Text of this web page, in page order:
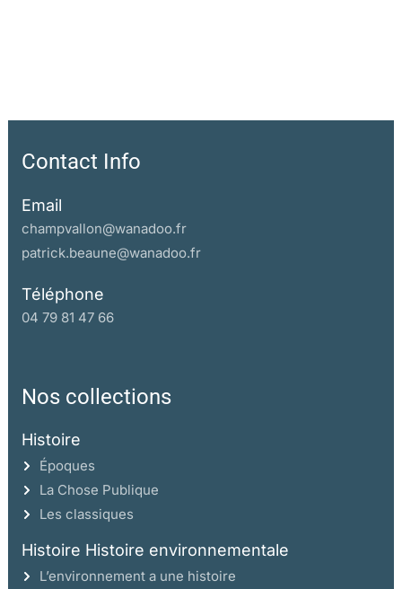
Contact Info
Email
champvallon@wanadoo.fr
patrick.beaune@wanadoo.fr
Téléphone
04 79 81 47 66
Nos collections
Histoire
Époques
La Chose Publique
Les classiques
Histoire Histoire environnementale
L’environnement a une histoire